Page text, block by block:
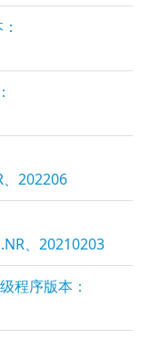
、202206
、20210203
程序版本：